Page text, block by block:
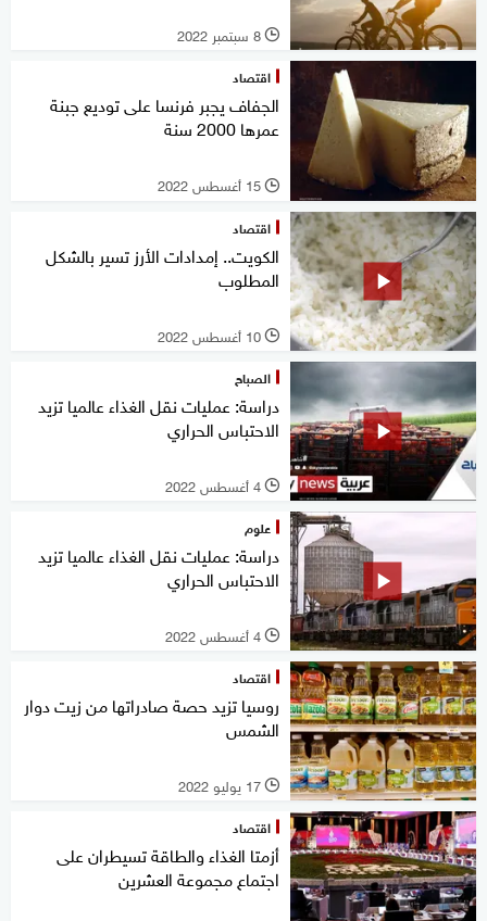
l 8 سبتمبر 2022
اقتصاد
الجفاف يجبر فرنسا على توديع جبنة
عمرها 2000 سنة
l 15 أغسطس 2022
اقتصاد
الكويت.. إمدادات الأرز تسير بالشكل
المطلوب
l 10 أغسطس 2022
الصباح
دراسة: عمليات نقل الغذاء عالميا تزيد
الاحتباس الحراري
l 4 أغسطس 2022
علوم
دراسة: عمليات نقل الغذاء عالميا تزيد
الاحتباس الحراري
l 4 أغسطس 2022
اقتصاد
روسيا تزيد حصة صادراتها من زيت دوار
الشمس
l 17 يوليو 2022
اقتصاد
أزمتا الغذاء والطاقة تسيطران على
اجتماع مجموعة العشرين